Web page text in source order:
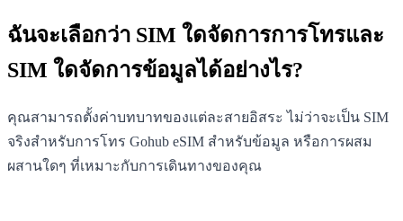
ฉันจะเลือกว่า SIM ใดจัดการการโทรและ
SIM ใดจัดการข้อมูลได้อย่างไร?
คุณสามารถตั้งค่าบทบาทของแต่ละสายอิสระ ไม่ว่าจะเป็น SIM
จริงสำหรับการโทร Gohub eSIM สำหรับข้อมูล หรือการผสม
ผสานใดๆ ที่เหมาะกับการเดินทางของคุณ